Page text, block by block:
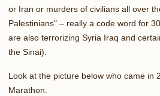
or Iran or murders of civilians all over
Palestinians" – really a code word for
are also terrorizing Syria Iraq and
the Sinai).
Look at the picture below who came in 2
Marathon.